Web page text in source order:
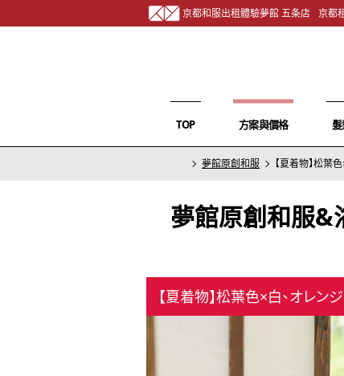
京都和服出租體驗夢館 五条店 京都
TOP 方案與價格
夢館原創和服 【夏着物】松葉
夢館原創和服&
【夏着物】松葉色×白、オレン